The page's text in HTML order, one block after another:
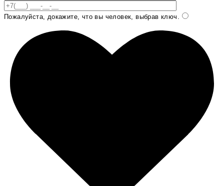
Пожалуйста, докажите, что вы человек, выбрав ключ .